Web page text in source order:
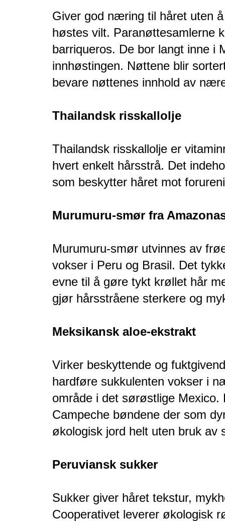
Giver god næring til håret uten
høstes vilt. Paranøttesamlerne
barriqueros. De bor langt inne i
innhøstingen. Nøttene blir
bevare nøttenes innhold av
Thailandsk risskallolje
Thailandsk risskallolje er
hvert enkelt hårsstrå. Det
som beskytter håret mot
Murumuru-smør fra
Murumuru-smør utvinnes av
vokser i Peru og Brasil. Det
evne til å gøre tykt krøllet hår
gjør hårsstråene sterkere og
Meksikansk aloe-ekstrakt
Virker beskyttende og
hardføre sukkulenten vokser i
område i det sørøstlige
Campeche bøndene der som
økologisk jord helt uten bruk av
Peruviansk sukker
Sukker giver håret tekstur,
Cooperativet leverer økologisk